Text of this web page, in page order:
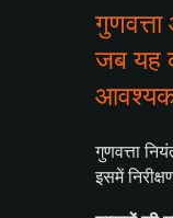
जब यह
गुणवत्ता
इसमें